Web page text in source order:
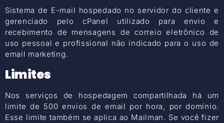
Sistema de E-mail hospedado no servidor do cliente e
gerenciado pelo cPanel utilizado para envio e
recebimento de mensagens de correio eletrônico de
uso pessoal e profissional não indicado para o uso de
email marketing.
Limites
Nos serviços de hospedagem compartilhada há um
limite de 500 envios de email por hora, por domínio.
Esse limite também se aplica ao Mailman. Se você fizer